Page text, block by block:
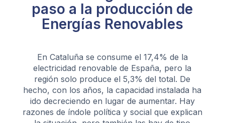
paso a la producción de
Energías Renovables
En Cataluña se consume el 17,4% de la
electricidad renovable de España, pero la
región solo produce el 5,3% del total. De
hecho, con los años, la capacidad instalada ha
ido decreciendo en lugar de aumentar. Hay
razones de índole política y social que explican